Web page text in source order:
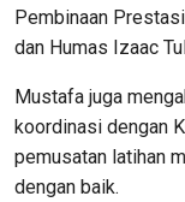
Pembinaan
dan Humas Izaac
Mustafa juga
koordinasi dengan
pemusatan latihan
dengan baik.